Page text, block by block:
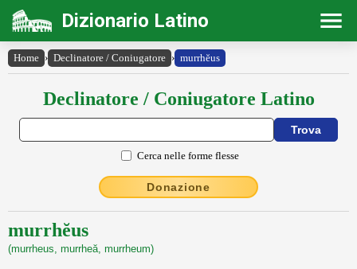
Dizionario Latino
Home › Declinatore / Coniugatore › murrhĕus
Declinatore / Coniugatore Latino
Cerca nelle forme flesse
Donazione
murrhĕus
(murrheus, murrheă, murrheum)